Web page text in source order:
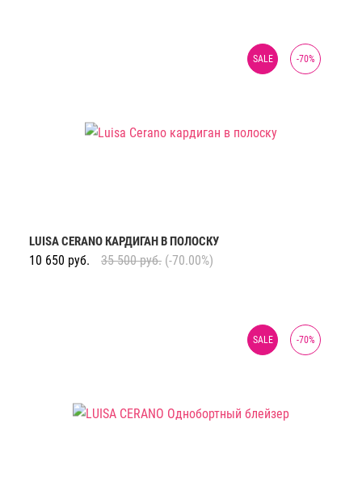
-70%
SALE
LUISA CERANO КАРДИГАН В ПОЛОСКУ
10 650 руб. 35 500 руб. (-70.00%)
-70%
SALE